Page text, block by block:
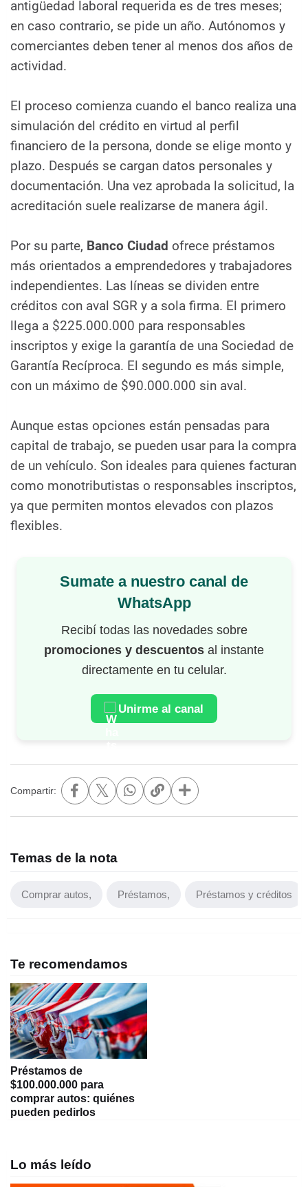
antigüedad laboral requerida es de tres meses;
en caso contrario, se pide un año. Autónomos y
comerciantes deben tener al menos dos años de
actividad.
El proceso comienza cuando el banco realiza una
simulación del crédito en virtud al perfil
financiero de la persona, donde se elige monto y
plazo. Después se cargan datos personales y
documentación. Una vez aprobada la solicitud, la
acreditación suele realizarse de manera ágil.
Por su parte, Banco Ciudad ofrece préstamos
más orientados a emprendedores y trabajadores
independientes. Las líneas se dividen entre
créditos con aval SGR y a sola firma. El primero
llega a $225.000.000 para responsables
inscriptos y exige la garantía de una Sociedad de
Garantía Recíproca. El segundo es más simple,
con un máximo de $90.000.000 sin aval.
Aunque estas opciones están pensadas para
capital de trabajo, se pueden usar para la compra
de un vehículo. Son ideales para quienes facturan
como monotributistas o responsables inscriptos,
ya que permiten montos elevados con plazos
flexibles.
Sumate a nuestro canal de
WhatsApp
Recibí todas las novedades sobre
promociones y descuentos al instante
directamente en tu celular.
Unirme al canal
Compartir: 𝕏
Temas de la nota
Comprar autos Préstamos Préstamos y créditos
Te recomendamos
Préstamos de
$100.000.000 para
comprar autos: quiénes
pueden pedirlos
Lo más leído